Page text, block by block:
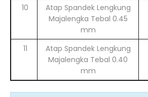
10
Atap Spandek Lengkung
Majalengka Tebal 0.45
mm
11
Atap Spandek Lengkung
Majalengka Tebal 0.40
mm